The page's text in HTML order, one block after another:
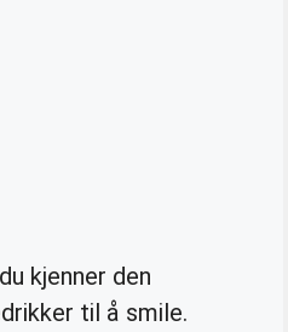
kjenner den
til å smile.